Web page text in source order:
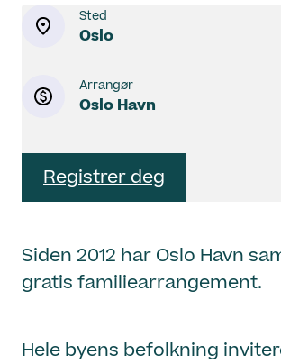
Sted
Oslo
Arrangør
Oslo Havn
Registrer deg
Siden 2012 har Oslo Havn
gratis familiearrangement.
Hele byens befolkning